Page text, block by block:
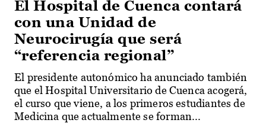
El Hospital de Cuenca contará
con una Unidad de
Neurocirugía que será
“referencia regional”
El presidente autonómico ha anunciado también
que el Hospital Universitario de Cuenca acogerá,
el curso que viene, a los primeros estudiantes de
Medicina que actualmente se forman...